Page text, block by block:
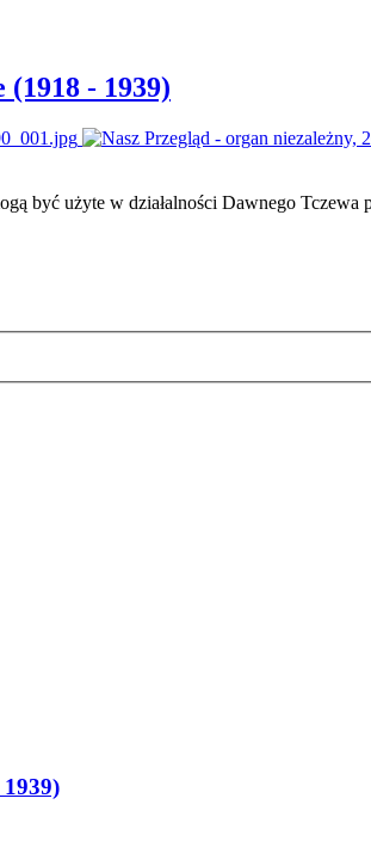
- 1939)
być użyte w działalności Dawnego